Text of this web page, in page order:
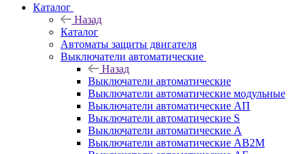
Каталог
Назад
Каталог
Автоматы защиты двигателя
Выключатели автоматические
Назад
Выключатели автоматические
Выключатели автоматические модульные
Выключатели автоматические АП
Выключатели автоматические S
Выключатели автоматические А
Выключатели автоматические АВ2М